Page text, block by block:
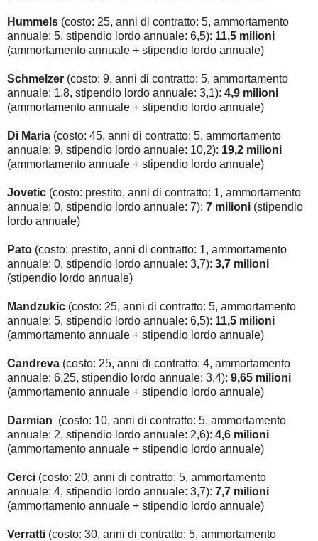
Hummels (costo: 25, anni di contratto: 5, ammortamento
annuale: 5, stipendio lordo annuale: 6,5): 11,5 milioni
(ammortamento annuale + stipendio lordo annuale)
Schmelzer (costo: 9, anni di contratto: 5, ammortamento
annuale: 1,8, stipendio lordo annuale: 3,1): 4,9 milioni
(ammortamento annuale + stipendio lordo annuale)
Di Maria (costo: 45, anni di contratto: 5, ammortamento
annuale: 9, stipendio lordo annuale: 10,2): 19,2 milioni
(ammortamento annuale + stipendio lordo annuale)
Jovetic (costo: prestito, anni di contratto: 1, ammortamento
annuale: 0, stipendio lordo annuale: 7): 7 milioni (stipendio
lordo annuale)
Pato (costo: prestito, anni di contratto: 1, ammortamento
annuale: 0, stipendio lordo annuale: 3,7): 3,7 milioni
(stipendio lordo annuale)
Mandzukic (costo: 25, anni di contratto: 5, ammortamento
annuale: 5, stipendio lordo annuale: 6,5): 11,5 milioni
(ammortamento annuale + stipendio lordo annuale)
Candreva (costo: 25, anni di contratto: 4, ammortamento
annuale: 6,25, stipendio lordo annuale: 3,4): 9,65 milioni
(ammortamento annuale + stipendio lordo annuale)
Darmian (costo: 10, anni di contratto: 5, ammortamento
annuale: 2, stipendio lordo annuale: 2,6): 4,6 milioni
(ammortamento annuale + stipendio lordo annuale)
Cerci (costo: 20, anni di contratto: 5, ammortamento
annuale: 4, stipendio lordo annuale: 3,7): 7,7 milioni
(ammortamento annuale + stipendio lordo annuale)
Verratti (costo: 30, anni di contratto: 5, ammortamento